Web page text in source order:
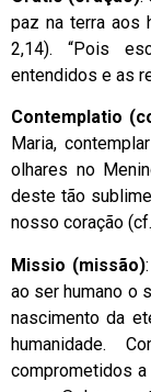
paz na terra aos
2,14). “Pois
entendidos e as
Contemplatio
Maria,
olhares no
deste tão
nosso coração
Missio (missão)
ao ser humano o
nascimento da
humanidade.
comprometidos a